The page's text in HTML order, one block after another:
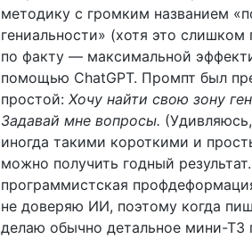
методику с громким названием
гениальности» (хотя это слишком
по факту — максимальной
помощью ChatGPT. Промпт был
простой: Хочу найти свою зону
Задавай мне вопросы.
иногда такими короткими и
можно получить годный
программистская
не доверяю ИИ, поэтому когда
делаю обычно детальное мини-ТЗ